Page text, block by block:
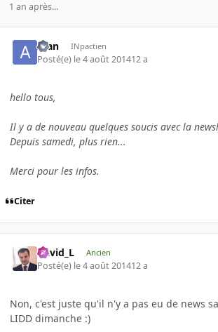
1 an après...
Alan INpactien
Posté(e) le 4 août 201412 a
hello tous,
Il y a de nouveau quelques soucis avec la
Depuis samedi, plus rien...
Merci pour les infos.
Citer
David_L Ancien
Posté(e) le 4 août 201412 a
Non, c'est juste qu'il n'y a pas eu de news
LIDD dimanche :)